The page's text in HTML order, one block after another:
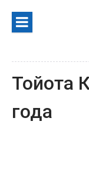
содержанию
Тойота
года